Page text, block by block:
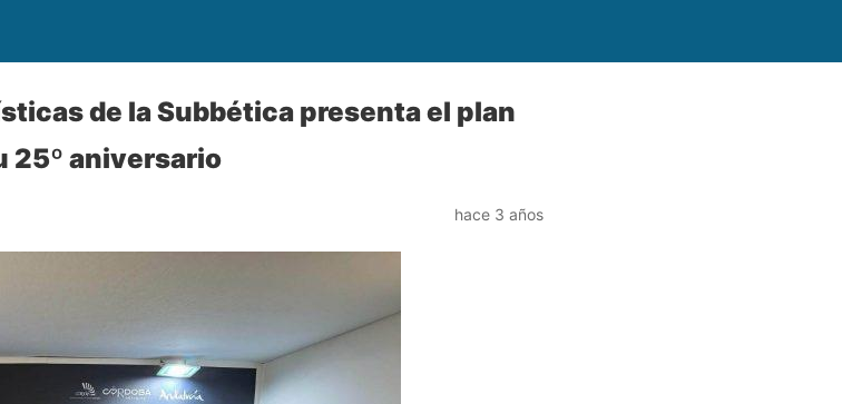
de la Subbética presenta el plan
25º aniversario
hace 3 años